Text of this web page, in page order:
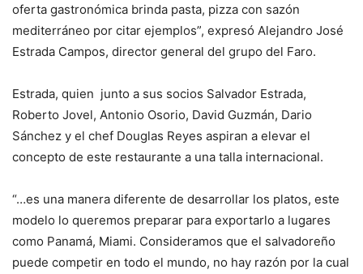
oferta gastronómica brinda pasta, pizza con sazón
mediterráneo por citar ejemplos”, expresó Alejandro José
Estrada Campos, director general del grupo del Faro.
Estrada, quien junto a sus socios Salvador Estrada,
Roberto Jovel, Antonio Osorio, David Guzmán, Dario
Sánchez y el chef Douglas Reyes aspiran a elevar el
concepto de este restaurante a una talla internacional.
“…es una manera diferente de desarrollar los platos, este
modelo lo queremos preparar para exportarlo a lugares
como Panamá, Miami. Consideramos que el salvadoreño
puede competir en todo el mundo, no hay razón por la cual